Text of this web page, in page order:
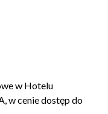
w Hotelu
w cenie dostęp do